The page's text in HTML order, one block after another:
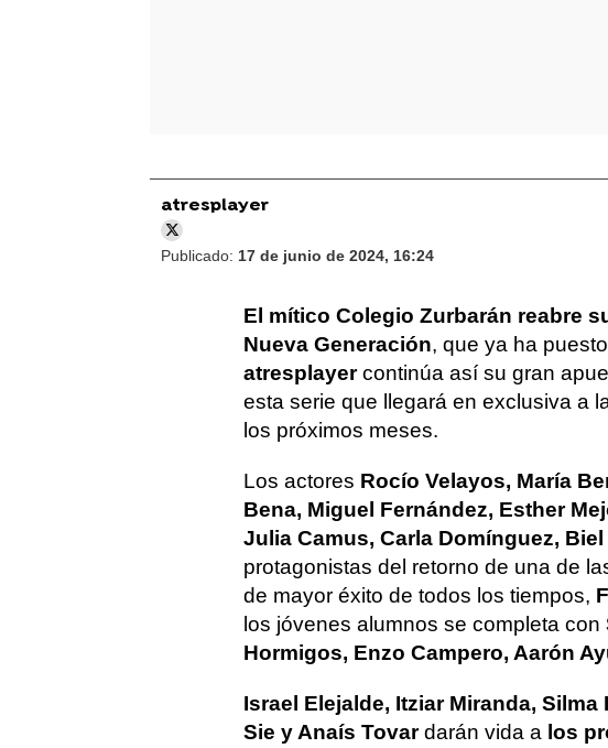
atresplayer
Publicado: 17 de junio de 2024, 16:24
El mítico Colegio Zurbarán reabre
Nueva Generación, que ya ha
atresplayercontinúa así su gran
esta serie que llegará en exclusiva a
los próximos meses.
Los actores Rocío Velayos, María
Bena, Miguel Fernández, Esther
Julia Camus, Carla Domínguez,
protagonistas del retorno de una de
de mayor éxito de todos los tiempos,
los jóvenes alumnos se completa con
Hormigos, Enzo Campero, Aarón
Israel Elejalde, Itziar Miranda,
Sie y Anaís Tovardarán vida a los